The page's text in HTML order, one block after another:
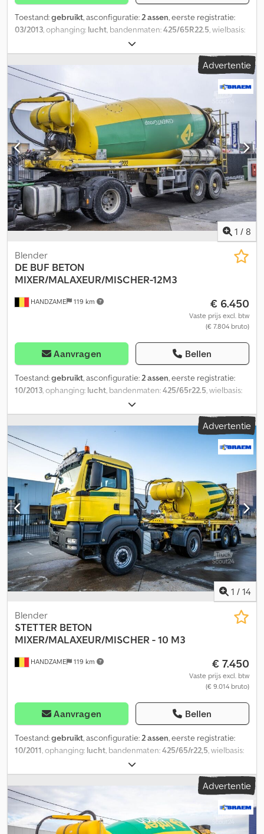
Toestand:gebruikt, asconfiguratie:2 assen, eerste registratie:
03/2013, ophanging: lucht, bandenmaten:425/65R22.5, wielbasis:
, Geschikt materiaal: Beton Ophanging:
Luchtvering Achteras 1: Bandenmaat: 425/65R22.5 Achteras 2:
Bandenmaat: 425/65R22.2 Djdpfx Apjuc Az Somjck Aandrijving: Wiel
Leeggewicht: 7.360 kg Laadvermogen: 31.040 kg Toegestane
totaalgewicht (zGG): 38.400 kg Opbouwmerk: LIEBHERR
Advertentie
1 / 8
HANDZAME 119 km
Blender
DE BUF BETON
MIXER/MALAXEUR/MISCHER-12M3
€ 6.450
Vaste prijs excl. btw
(€ 7.804 bruto)
Aanvragen Bellen
Toestand:gebruikt, asconfiguratie:2 assen, eerste registratie:
10/2013, ophanging: lucht, bandenmaten:425/65r22.5, wielbasis:
, Geschikt materiaal: Beton Bandenmaat:
425/65r22.5 Ophanging: Luchtvering Dcodpeuc Ebhjfx Apmsk
Aandrijving: Wiel Leeggewicht: 7.120 kg Laadvermogen: 28.880 kg
GVW: 36.000 kg
Advertentie
1 / 14
HANDZAME 119 km
Blender
STETTER BETON
MIXER/MALAXEUR/MISCHER - 10 M3
€ 7.450
Vaste prijs excl. btw
(€ 9.014 bruto)
Aanvragen Bellen
Toestand:gebruikt, asconfiguratie:2 assen, eerste registratie:
10/2011, ophanging: lucht, bandenmaten:425/65/r22,5, wielbasis:
2011
Ophanging: Luchtvering Achteras 1: Bandenmaat: 425/65 R22,5
Dcjdpfx Apsxzdf Remsk Achteras 2: Bandenmaat: 425/65 R22,5
Aandrijving: Wiel Opbouwmerk: STETTER
Advertentie